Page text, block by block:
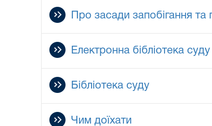
Про засади запобігання та
Електронна бібліотека суду
Бібліотека суду
Чим доїхати